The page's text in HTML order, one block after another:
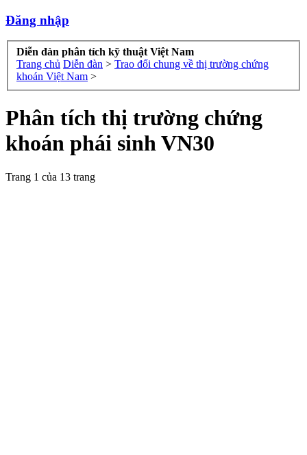
Đăng nhập
Diễn đàn phân tích kỹ thuật Việt Nam
Trang chủ Diễn đàn > Trao đổi chung về thị trường chứng
khoán Việt Nam >
Phân tích thị trường chứng
khoán phái sinh VN30
Trang 1 của 13 trang